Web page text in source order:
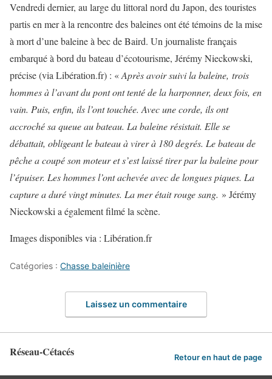
Vendredi dernier, au large du littoral nord du Japon, des touristes
partis en mer à la rencontre des baleines ont été témoins de la mise
à mort d’une baleine à bec de Baird. Un journaliste français
embarqué à bord du bateau d’écotourisme, Jérémy Nieckowski,
précise (via Libération.fr) : «Après avoir suivi la baleine, trois
hommes à l’avant du pont ont tenté de la harponner, deux fois, en
vain. Puis, enfin, ils l’ont touchée. Avec une corde, ils ont
accroché sa queue au bateau. La baleine résistait. Elle se
débattait, obligeant le bateau à virer à 180 degrés. Le bateau de
pêche a coupé son moteur et s’est laissé tirer par la baleine pour
l’épuiser. Les hommes l’ont achevée avec de longues piques. La
capture a duré vingt minutes. La mer était rouge sang. » Jérémy
Nieckowski a également filmé la scène.
Images disponibles via : Libération.fr
Catégories : Chasse baleinière
Laissez un commentaire
Réseau-Cétacés Retour en haut de page